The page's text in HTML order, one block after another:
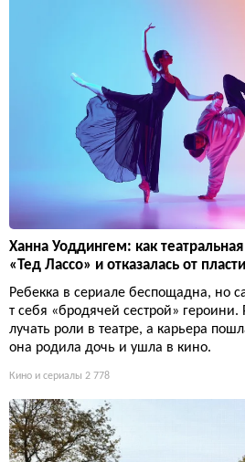
Ханна Уоддингем: как театральная
«Тед Лассо» и отказалась от
Ребекка в сериале беспощадна, но
т себя «бродячей сестрой»
лучать роли в театре, а карьера
она родила дочь и ушла в кино.
Кино и сериалы 2 778